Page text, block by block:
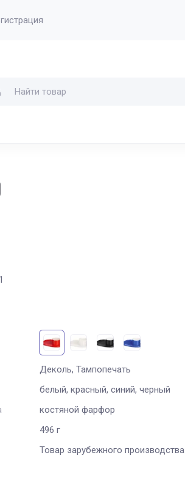
Деколь, Тампопечать
белый, красный, синий, черный
костяной фарфор
496 г
Товар зарубежного производства